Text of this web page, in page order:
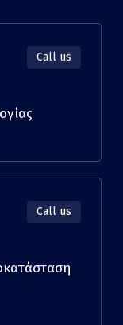
Call us
Call us